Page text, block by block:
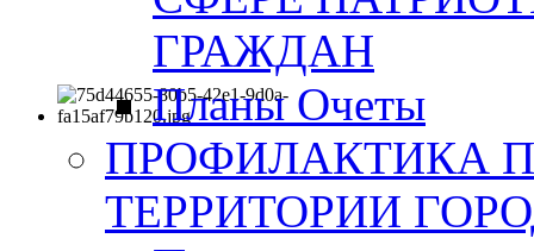
ГРАЖДАН
Планы Очеты
ПРОФИЛАКТИКА
ТЕРРИТОРИИ